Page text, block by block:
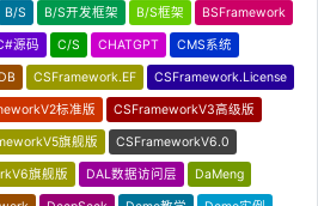
B/S B/S开发框架 B/S框架 BSFramework
源码 C/S CHATGPT CMS系统
CSFramework.EF CSFramework.License
标准版 CSFrameworkV3高级版
旗舰版 CSFrameworkV6.0
旗舰版 DAL数据访问层 DaMeng